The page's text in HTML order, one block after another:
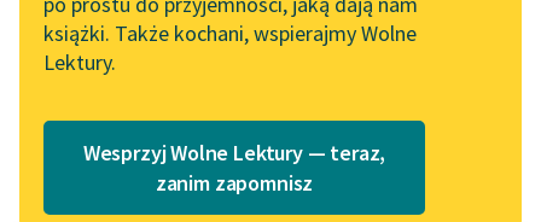
Nowy audiobook –
„Marzenie o Oriencie”
Przypisy
Katalog w formacie PDF
książki. Także kochani, wspierajmy Wolne
Lektury.
Wesprzyj Wolne Lektury — teraz,
zanim zapomnisz
modna
Przywiózłszy z sobą
Czytaj więcej